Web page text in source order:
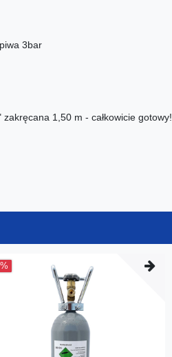
3bar
1,50 m - całkowicie gotowy!